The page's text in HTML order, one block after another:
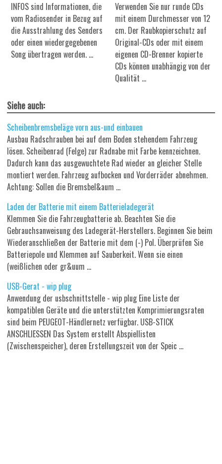
INFOS sind Informationen, die
vom Radiosender in Bezug auf
die Ausstrahlung des Senders
oder einen wiedergegebenen
Song übertragen werden. ...
Verwenden Sie nur runde CDs
mit einem Durchmesser von 12
cm. Der Raubkopierschutz auf
Original-CDs oder mit einem
eigenen CD-Brenner kopierte
CDs können unabhängig von der
Qualität ...
Siehe auch:
Scheibenbremsbeläge vorn aus-und einbauen
Ausbau Radschrauben bei auf dem Boden stehendem Fahrzeug
lösen. Scheibenrad (Felge) zur Radnabe mit Farbe kennzeichnen.
Dadurch kann das ausgewuchtete Rad wieder an gleicher Stelle
montiert werden. Fahrzeug aufbocken und Vorderräder abnehmen.
Achtung: Sollen die Bremsbel&aum ...
Laden der Batterie mit einem Batterieladegerät
Klemmen Sie die Fahrzeugbatterie ab. Beachten Sie die
Gebrauchsanweisung des Ladegerät-Herstellers. Beginnen Sie beim
Wiederanschließen der Batterie mit dem (-) Pol. Überprüfen Sie
Batteriepole und Klemmen auf Sauberkeit. Wenn sie einen
(weißlichen oder gr&uum ...
USB-Gerat - wip plug
Anwendung der usbschnittstelle - wip plug Eine Liste der
kompatiblen Geräte und die unterstützten Komprimierungsraten
sind beim PEUGEOT-Händlernetz verfügbar. USB-STICK
ANSCHLIESSEN Das System erstellt Abspiellisten
(Zwischenspeicher), deren Erstellungszeit von der Speic ...